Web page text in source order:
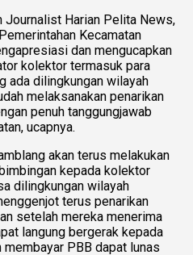
Journalist Harian Pelita News,
Kecamatan
dan mengucapkan
kolektor termasuk para
ada dilingkungan wilayah
melaksanakan penarikan
penuh tanggungjawab
ucapnya.
akan terus melakukan
kepada kolektor
dilingkungan wilayah
terus penarikan
setelah mereka menerima
langung bergerak kepada
PBB dapat lunas